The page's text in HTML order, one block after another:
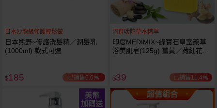
日本沙龍級修護輕鬆做
日本熊野~修護洗髮精／潤髮乳
(1000ml) 款式可選
$185 已銷售6.6萬
阿育吠陀草本精萃
印度MEDIMIX~綠寶石皇室藥草
浴美肌皂(125g) 薑黃／藏紅花／
$39 已銷售11.4萬
美幣
加碼送
超值組合